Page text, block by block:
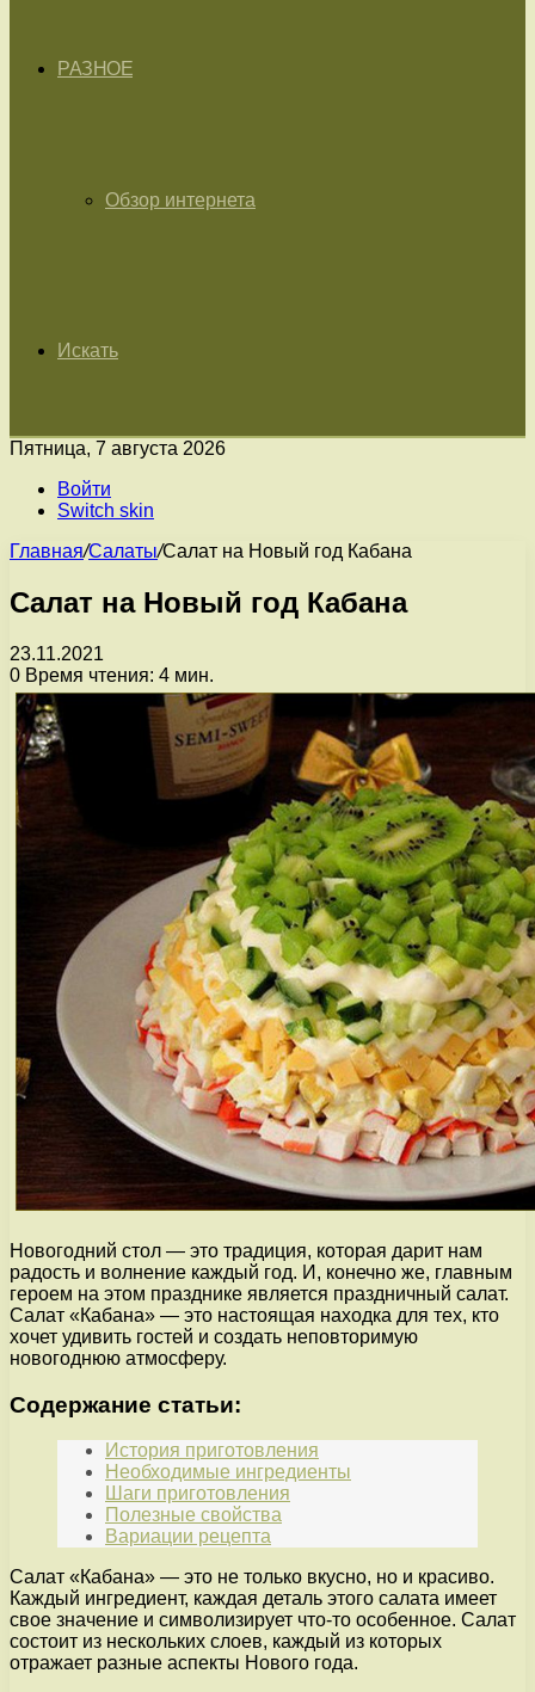
РАЗНОЕ
Обзор интернета
Искать
Пятница, 7 августа 2026
Войти
Switch skin
Главная/Салаты/Салат на Новый год Кабана
Салат на Новый год Кабана
23.11.2021
0 Время чтения: 4 мин.
Новогодний стол — это традиция, которая дарит нам
радость и волнение каждый год. И, конечно же, главным
героем на этом празднике является праздничный салат.
Салат «Кабана» — это настоящая находка для тех, кто
хочет удивить гостей и создать неповторимую
новогоднюю атмосферу.
Содержание статьи:
История приготовления
Необходимые ингредиенты
Шаги приготовления
Полезные свойства
Вариации рецепта
Салат «Кабана» — это не только вкусно, но и красиво.
Каждый ингредиент, каждая деталь этого салата имеет
свое значение и символизирует что-то особенное. Салат
состоит из нескольких слоев, каждый из которых
отражает разные аспекты Нового года.